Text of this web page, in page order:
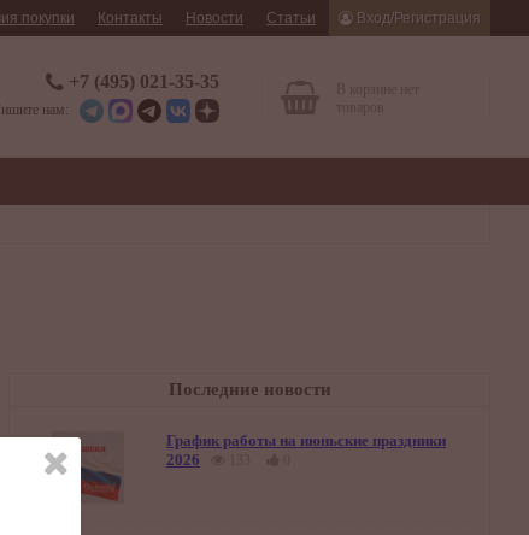
покупки Контакты Новости Статьи Вход/Регистрация
В корзине нет
+7 (495) 021-35-35
Пишите нам:
Последние новости
График работы на июньские праздники
2026